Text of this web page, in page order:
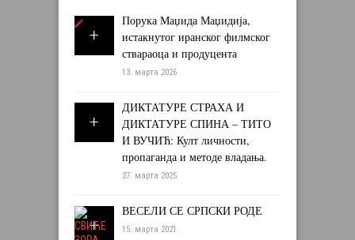
Порука Маџида Маџидија,
истакнутог иранског филмског
ствараоца и продуцента
13. марта 2026.
ДИКТАТУРЕ СТРАХА И
ДИКТАТУРЕ СПИНА – ТИТО
И ВУЧИЋ: Култ личности,
пропаганда и методе владања.
27. марта 2025.
ВЕСЕЛИ СЕ СРПСКИ РОДЕ
15. марта 2021.